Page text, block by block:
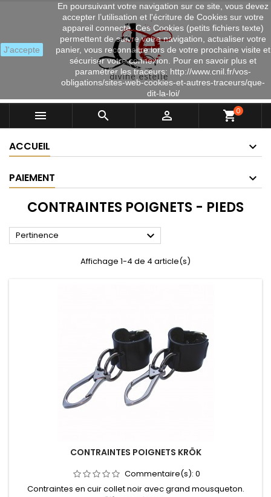
   shopping_cart0
ACCUEIL
PAIEMENT
CONTRAINTES POIGNETS - PIEDS
Pertinence 
Affichage 1-4 de 4 article(s)
CONTRAINTES POIGNETS KRÖK
Commentaire(s): 0
Contraintes en cuir collet noir avec grand mousqueton.
J'accepte
En poursuivant votre navigation sur ce site, vous devez
accepter l’utilisation et l'écriture de Cookies sur votre
appareil connecté. Ces Cookies (petits fichiers texte)
permettent de suivre votre navigation, actualiser votre
panier, vous reconnaitre lors de votre prochaine visite et
sécuriser votre connexion. Pour en savoir plus et
paramétrer les traceurs: http://www.cnil.fr/vos-
obligations/sites-web-cookies-et-autres-traceurs/que-
dit-la-loi/